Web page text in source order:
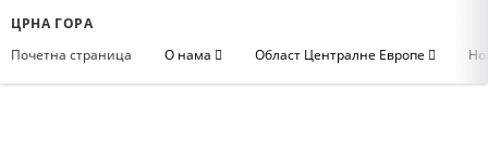
ЦРНА ГОРА
Почетна страница
О нама Област Централне Европе